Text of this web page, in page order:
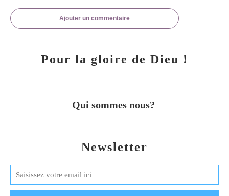
Ajouter un commentaire
Newsletter
Pour la gloire de Dieu !
Qui sommes nous?